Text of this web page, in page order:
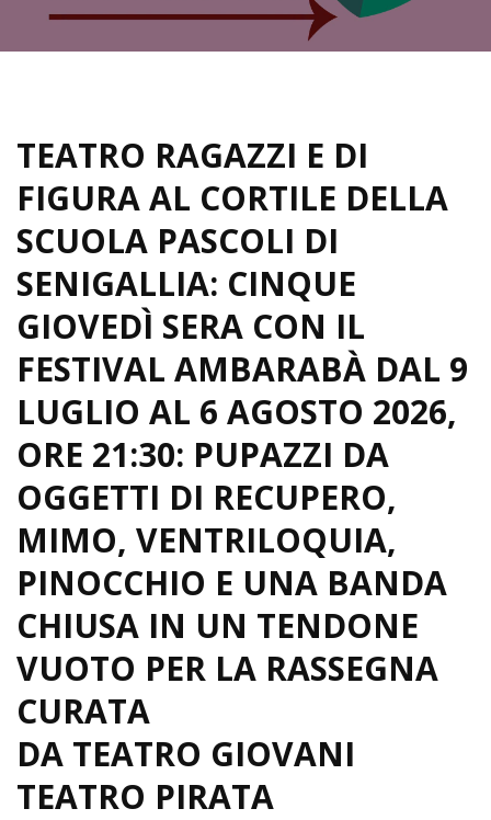
TEATRO RAGAZZI E DI
FIGURA AL CORTILE DELLA
SCUOLA PASCOLI DI
SENIGALLIA: CINQUE
GIOVEDÌ SERA CON IL
FESTIVAL AMBARABÀ DAL 9
LUGLIO AL 6 AGOSTO 2026,
ORE 21:30: PUPAZZI DA
OGGETTI DI RECUPERO,
MIMO, VENTRILOQUIA,
PINOCCHIO E UNA BANDA
CHIUSA IN UN TENDONE
VUOTO PER LA RASSEGNA
CURATA
DA TEATRO GIOVANI
TEATRO PIRATA